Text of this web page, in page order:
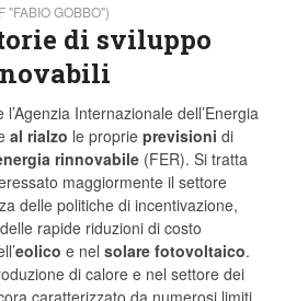
"FABIO GOBBO")
di sviluppo
Internazionale dell’Energia
al rialzo le proprie previsioni di
rinnovabile (FER). Si tratta
maggiormente il settore
delle politiche di incentivazione,
rapide riduzioni di costo
eolico e nel solare fotovoltaico.
di calore e nel settore dei